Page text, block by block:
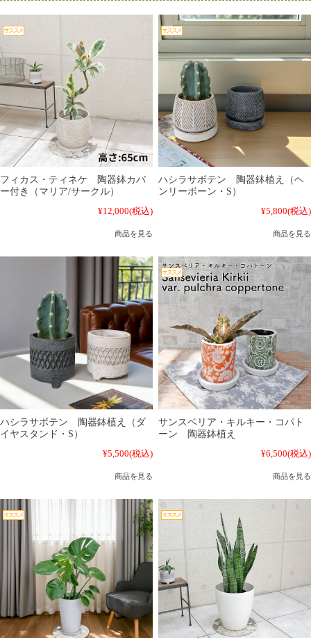
フィカス・ティネケ 陶器鉢カバ
ー付き（マリア/サークル）
¥12,000(税込)
商品を見る
ハシラサボテン 陶器鉢植え（ヘ
ンリーボーン・S）
¥5,800(税込)
商品を見る
ハシラサボテン 陶器鉢植え（ダ
イヤスタンド・S）
¥5,500(税込)
商品を見る
サンスベリア・キルキー・コパト
ーン 陶器鉢植え
¥6,500(税込)
商品を見る